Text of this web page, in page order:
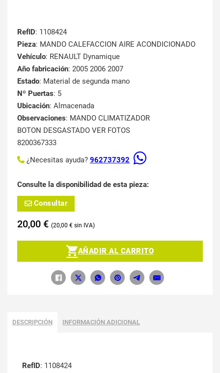
RefID: 1108424
Pieza: MANDO CALEFACCION AIRE ACONDICIONADO
Vehículo: RENAULT Dynamique
Año fabricación: 2005 2006 2007
Estado: Material de segunda mano
Nº Puertas: 5
Ubicación: Almacenada
Observaciones: MANDO CLIMATIZADOR
BOTON DESGASTADO VER FOTOS
8200367333
¿Necesitas ayuda? 962737392
Consulte la disponibilidad de esta pieza:
Consultar
20,00 € 20,00 €
AÑADIR AL CARRITO
DESCRIPCIÓN INFORMACIÓN ADICIONAL
RefID: 1108424